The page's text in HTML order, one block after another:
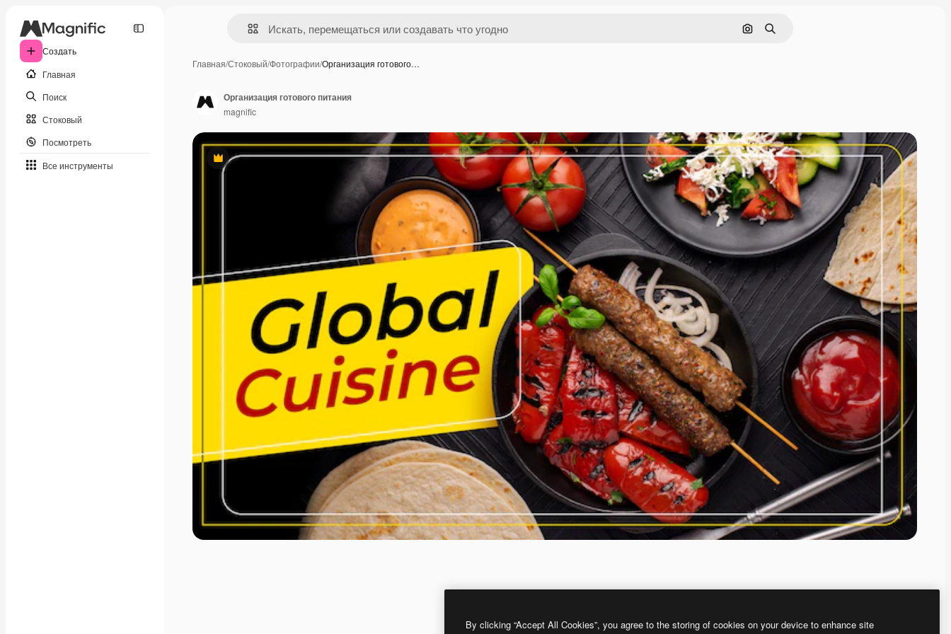
Создать
Главная
Поиск
Стоковый
Посмотреть
Все инструменты
Поиск по изображению
Поиск
Главная/Стоковый/Фотографии/Организация готового…
Премиум
Организация готового питания
magnific
By clicking “Accept All Cookies”, you agree to the storing of cookies on your device to enhance site